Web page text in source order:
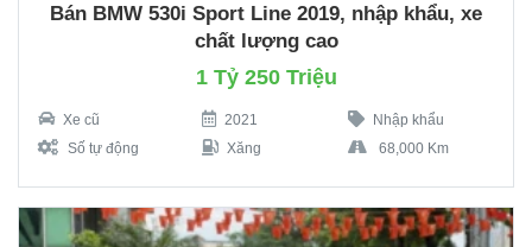
Bán BMW 530i Sport Line 2019, nhập khẩu, xe
chất lượng cao
1 Tỷ 250 Triệu
Xe cũ 2021
Nhập khẩu
Số tự động
Xăng 68,000 Km